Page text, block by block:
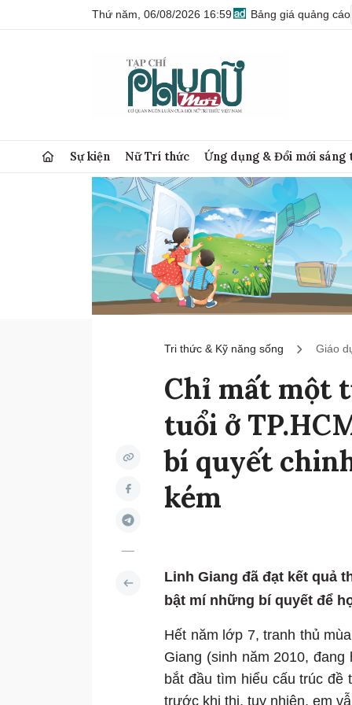
Thứ năm, 06/08/2026 16:59 Bảng giá quảng cáo
Sự kiện Nữ Trí thức Ứng dụng & Đổi mới sáng
Tri thức & Kỹ năng sống Giáo
Chỉ mất một
tuổi ở
bí quyết
kém
Linh Giang đã đạt kết quả
bật mí những bí quyết để
Hết năm lớp 7, tranh thủ
Giang (sinh năm 2010,
bắt đầu tìm hiểu cấu trúc đề
trước khi thi, tuy nhiên, em